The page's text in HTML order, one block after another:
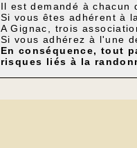
Il est demandé à chacun
Si vous êtes adhérent à
A Gignac, trois
Si vous adhérez à l'une
En conséquence, tout
risques liés à la